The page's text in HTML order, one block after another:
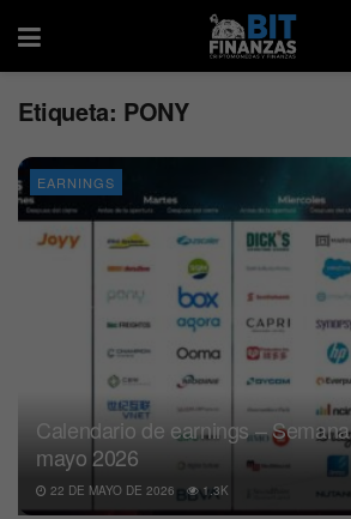
Etiqueta: PONY
EARNINGS
Calendario de earnings –
mayo 2026
22 DE MAYO DE 2026 1.3K